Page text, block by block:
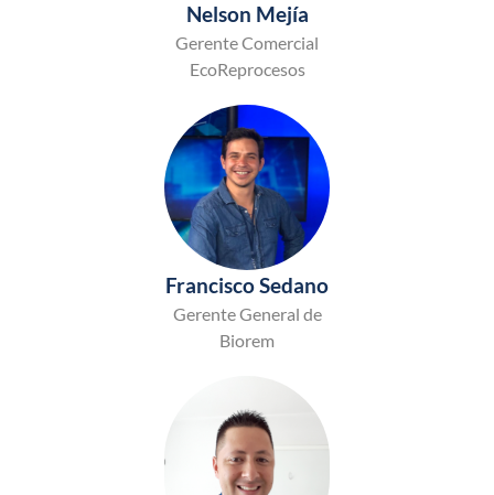
Nelson Mejía
Gerente Comercial
EcoReprocesos
Francisco Sedano
Gerente General de
Biorem